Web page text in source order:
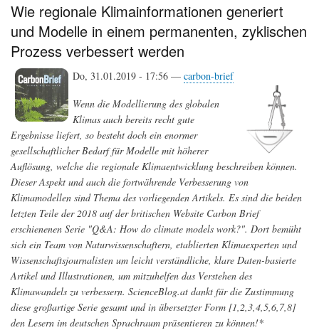
Wie regionale Klimainformationen generiert
und Modelle in einem permanenten, zyklischen
Prozess verbessert werden
Do, 31.01.2019 - 17:56 — carbon-brief
Wenn die Modellierung des globalen
Klimas auch bereits recht gute
Ergebnisse liefert, so besteht doch ein enormer
gesellschaftlicher Bedarf für Modelle mit höherer
Auflösung, welche die regionale Klimaentwicklung beschreiben können.
Dieser Aspekt und auch die fortwährende Verbesserung von
Klimamodellen sind Thema des vorliegenden Artikels. Es sind die beiden
letzten Teile der 2018 auf der britischen Website Carbon Brief
erschienenen Serie "Q&A: How do climate models work?". Dort bemüht
sich ein Team von Naturwissenschaftern, etablierten Klimaexperten und
Wissenschaftsjournalisten um leicht verständliche, klare Daten-basierte
Artikel und Illustrationen, um mitzuhelfen das Verstehen des
Klimawandels zu verbessern. ScienceBlog.at dankt für die Zustimmung
diese großartige Serie gesamt und in übersetzter Form [1,2,3,4,5,6,7,8]
den Lesern im deutschen Sprachraum präsentieren zu können!*